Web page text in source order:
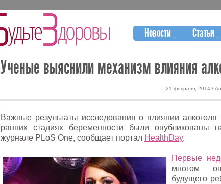
Новости Статьи
Ученые выяснили механизм влияния
21 февраля, 2014 /
Важные результаты исследования о влиянии
ранних стадиях беременности были опубликованы
журнале PLoS One, сообщает портал HealthDay.
Первые
многом
будущего